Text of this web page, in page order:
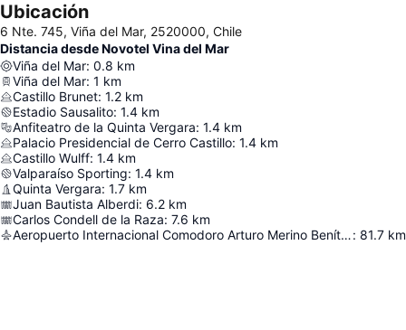
Ubicación
6 Nte. 745, Viña del Mar, 2520000, Chile
Distancia desde Novotel Vina del Mar
Viña del Mar: 0.8 km
Viña del Mar: 1 km
Castillo Brunet: 1.2 km
Estadio Sausalito: 1.4 km
Anfiteatro de la Quinta Vergara: 1.4 km
Palacio Presidencial de Cerro Castillo: 1.4 km
Castillo Wulff: 1.4 km
Valparaíso Sporting: 1.4 km
Quinta Vergara: 1.7 km
Juan Bautista Alberdi: 6.2 km
Carlos Condell de la Raza: 7.6 km
Aeropuerto Internacional Comodoro Arturo Merino Benítez: 81.7 km